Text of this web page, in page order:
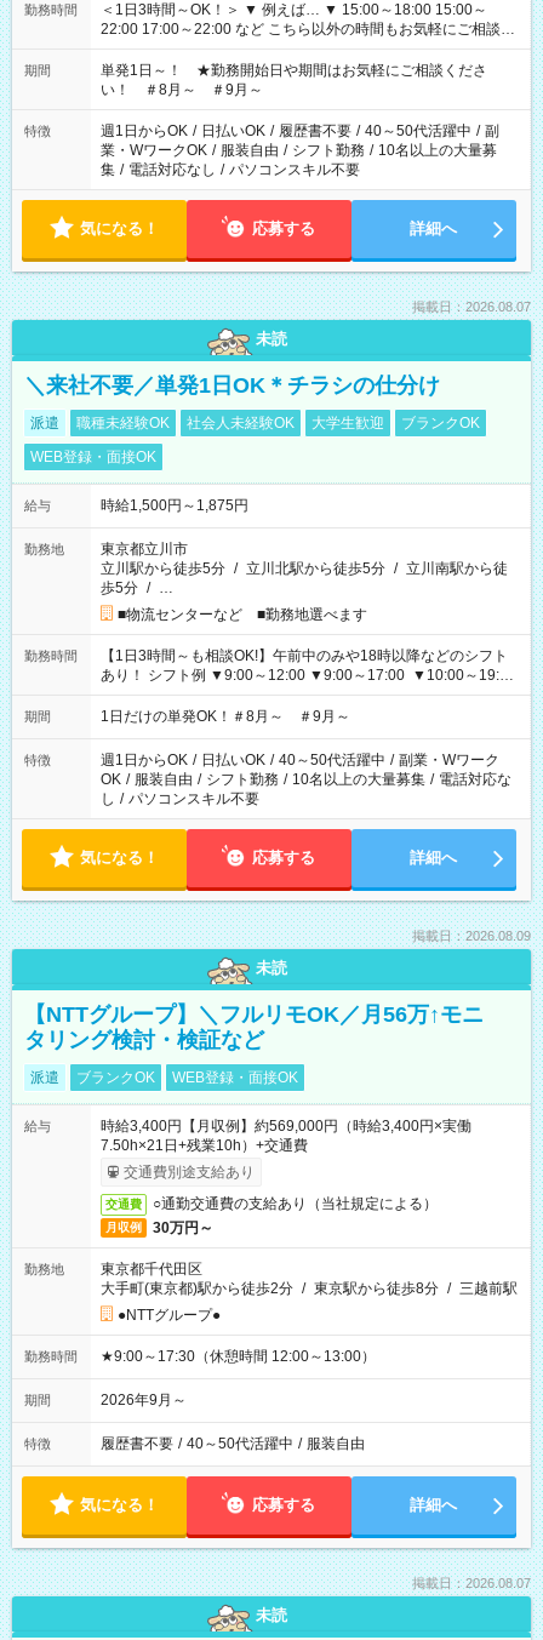
勤務時間
＜1日3時間～OK！＞ ▼ 例えば… ▼ 15:00～18:00 15:00～
22:00 17:00～22:00 など こちら以外の時間もお気軽にご相談く
ださい！
期間
単発1日～！ ★勤務開始日や期間はお気軽にご相談くださ
い！ ＃8月～ ＃9月～
特徴 週1日からOK / 日払いOK / 履歴書不要 / 40～50代活躍中 / 副
業・WワークOK / 服装自由 / シフト勤務 / 10名以上の大量募
集 / 電話対応なし / パソコンスキル不要
気になる！ 応募する 詳細へ
掲載日：2026.08.07
未読
＼来社不要／単発1日OK＊チラシの仕分け
派遣 職種未経験OK 社会人未経験OK 大学生歓迎
ブランクOK
WEB登録・面接OK
給与 時給1,500円～1,875円
勤務地
東京都立川市
立川駅から徒歩5分 / 立川北駅から徒歩5分 / 立川南駅から徒
歩5分 / …
■物流センターなど ■勤務地選べます
勤務時間
【1日3時間～も相談OK!】午前中のみや18時以降などのシフト
あり！ シフト例 ▼9:00～12:00 ▼9:00～17:00 ▼10:00～19:00
▼18:00～21:00
期間 1日だけの単発OK！＃8月～ ＃9月～
特徴 週1日からOK / 日払いOK / 40～50代活躍中 / 副業・Wワーク
OK / 服装自由 / シフト勤務 / 10名以上の大量募集 / 電話対応な
し / パソコンスキル不要
気になる！ 応募する 詳細へ
掲載日：2026.08.09
未読
【NTTグループ】＼フルリモOK／月56万↑モニ
タリング検討・検証など
派遣 ブランクOK WEB登録・面接OK
給与
時給3,400円【月収例】約569,000円（時給3,400円×実働
7.50h×21日+残業10h）+交通費
交通費別途支給あり
交通費 ○通勤交通費の支給あり（当社規定による）
月収例 30万円～
勤務地
東京都千代田区
大手町(東京都)駅から徒歩2分 / 東京駅から徒歩8分 / 三越前駅
●NTTグループ●
勤務時間 ★9:00～17:30（休憩時間 12:00～13:00）
期間 2026年9月～
特徴 履歴書不要 / 40～50代活躍中 / 服装自由
気になる！ 応募する 詳細へ
掲載日：2026.08.07
未読